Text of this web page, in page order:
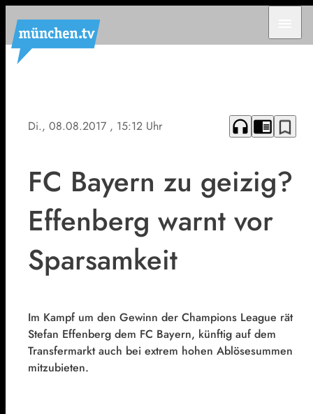
Di., 08.08.2017 , 15:12 Uhr headphones chrome_reader_mode bookmark_border
FC Bayern zu geizig?
Effenberg warnt vor
Sparsamkeit
Im Kampf um den Gewinn der Champions League rät
Stefan Effenberg dem FC Bayern, künftig auf dem
Transfermarkt auch bei extrem hohen Ablösesummen
mitzubieten.